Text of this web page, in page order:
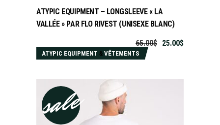
ATYPIC EQUIPMENT – LONGSLEEVE « LA
VALLÉE » PAR FLO RIVEST (UNISEXE BLANC)
65.00$ 25.00$
ATYPIC EQUIPMENT & VÊTEMENTS
sale